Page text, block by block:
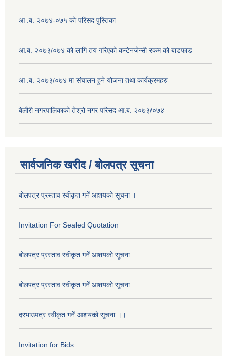
आ .ब. २०७४-०७५ को परिसद पुस्तिका
आ.ब. २०७३/०७४ को लागि तय गरिएको कन्टेनजेन्सी रकम को बाडफाड
आ .ब. २०७३/०७४ मा संचालन हुने योजना तथा कार्यक्रमहरु
बेलौरी नगरपालिकाको तेश्रो नगर परिसद आ.ब. २०७३/०७४
सार्वजनिक खरीद / बोलपत्र सूचना
बोलपत्र प्रस्ताव स्वीकृत गर्ने आशयको सूचना ।
Invitation For Sealed Quotation
बोलपत्र प्रस्ताव स्वीकृत गर्ने आशयको सूचना
बोलपत्र प्रस्ताव स्वीकृत गर्ने आशयको सूचना
दरभाउपत्र स्वीकृत गर्ने आशयको सूचना ।।
Invitation for Bids